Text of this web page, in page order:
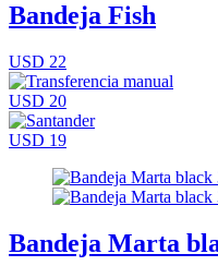
Bandeja Fish
USD 22
USD 20
USD 19
Bandeja Marta